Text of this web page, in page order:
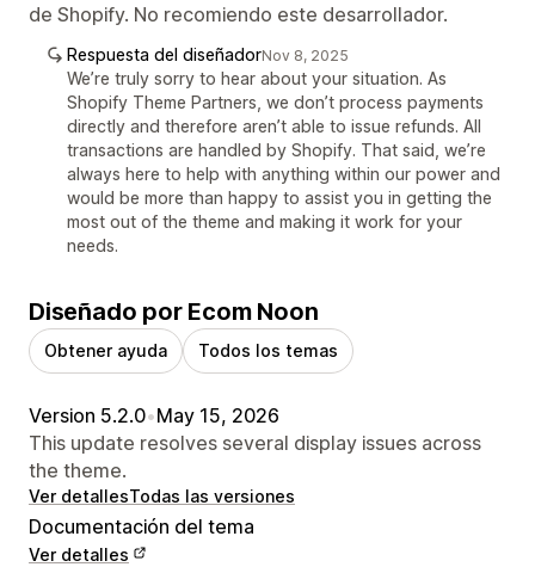
de Shopify. No recomiendo este desarrollador.
Respuesta del diseñadorNov 8, 2025
We’re truly sorry to hear about your situation. As
Shopify Theme Partners, we don’t process payments
directly and therefore aren’t able to issue refunds. All
transactions are handled by Shopify. That said, we’re
always here to help with anything within our power and
would be more than happy to assist you in getting the
most out of the theme and making it work for your
needs.
Diseñado por Ecom Noon
Obtener ayuda Todos los temas
Version 5.2.0•May 15, 2026
This update resolves several display issues across
the theme.
Ver detallesTodas las versiones
Documentación del tema
Ver detalles